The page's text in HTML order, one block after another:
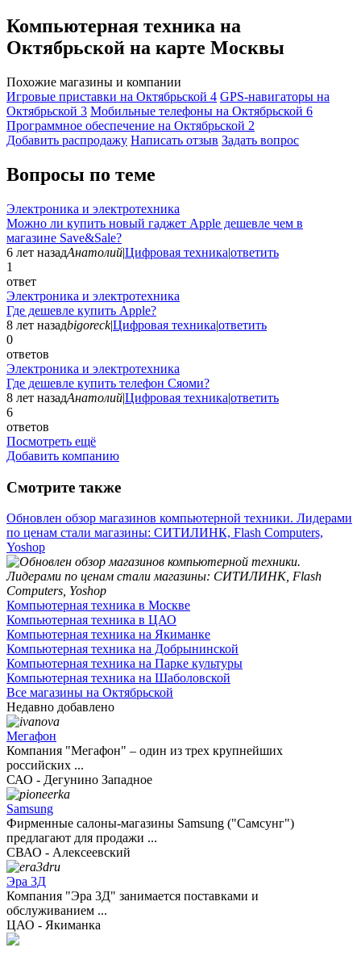
Компьютерная техника на
Октябрьской на карте Москвы
Похожие магазины и компании
Игровые приставки на Октябрьской 4 GPS-навигаторы на
Октябрьской 3 Мобильные телефоны на Октябрьской 6
Программное обеспечение на Октябрьской 2
Добавить раcпродажу Написать отзыв Задать вопрос
Вопросы по теме
Электроника и электротехника
Можно ли купить новый гаджет Apple дешевле чем в
магазине Save&Sale?
6 лет назадАнатолий|Цифровая техника|ответить
1
ответ
Электроника и электротехника
Где дешевле купить Apple?
8 лет назадbigoreck|Цифровая техника|ответить
0
ответов
Электроника и электротехника
Где дешевле купить телефон Сяоми?
8 лет назадАнатолий|Цифровая техника|ответить
6
ответов
Посмотреть ещё
Добавить компанию
Смотрите также
Обновлен обзор магазинов компьютерной техники. Лидерами
по ценам стали магазины: СИТИЛИНК, Flash Computers,
Yoshop
Компьютерная техника в Москве
Компьютерная техника в ЦАО
Компьютерная техника на Якиманке
Компьютерная техника на Добрынинской
Компьютерная техника на Парке культуры
Компьютерная техника на Шаболовской
Все магазины на Октябрьской
Недавно добавлено
Мегафон
Компания "Мегафон" – один из трех крупнейших
российских ...
САО - Дегунино Западное
Samsung
Фирменные салоны-магазины Samsung ("Самсунг")
предлагают для продажи ...
СВАО - Алексеевский
Эра 3Д
Компания "Эра 3Д" занимается поставками и
обслуживанием ...
ЦАО - Якиманка